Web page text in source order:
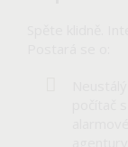
Spěte klidně.